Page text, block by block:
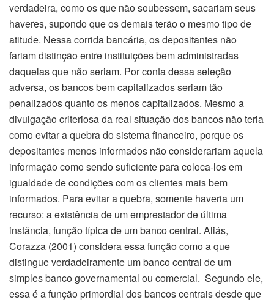
verdadeira, como os que não soubessem, sacariam seus
haveres, supondo que os demais terão o mesmo tipo de
atitude. Nessa corrida bancária, os depositantes não
fariam distinção entre instituições bem administradas
daquelas que não seriam. Por conta dessa seleção
adversa, os bancos bem capitalizados seriam tão
penalizados quanto os menos capitalizados. Mesmo a
divulgação criteriosa da real situação dos bancos não teria
como evitar a quebra do sistema financeiro, porque os
depositantes menos informados não considerariam aquela
informação como sendo suficiente para coloca-los em
igualdade de condições com os clientes mais bem
informados. Para evitar a quebra, somente haveria um
recurso: a existência de um emprestador de última
instância, função típica de um banco central. Aliás,
Corazza (2001) considera essa função como a que
distingue verdadeiramente um banco central de um
simples banco governamental ou comercial. Segundo ele,
essa é a função primordial dos bancos centrais desde que